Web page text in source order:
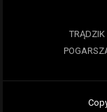
TRĄDZIK